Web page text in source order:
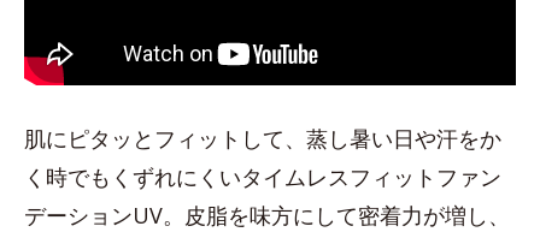
肌にピタッとフィットして、蒸し暑い日や汗をか
く時でもくずれにくいタイムレスフィットファン
デーションUV。皮脂を味方にして密着力が増し、